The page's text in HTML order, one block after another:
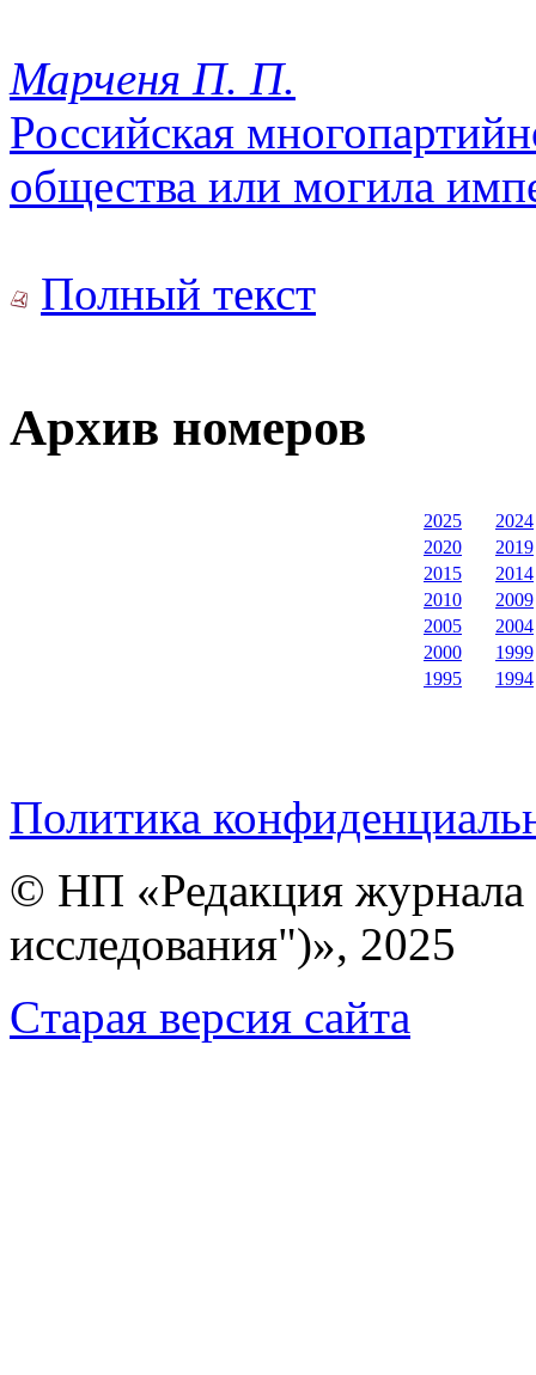
Марченя П. П.
Российская
общества или могила
Полный текст
Архив номеров
2025
2024
2020
2019
2015
2014
2010
2009
2005
2004
2000
1999
1995
1994
Политика
© НП «Редакция
исследования")», 2025
Cтарая версия сайта